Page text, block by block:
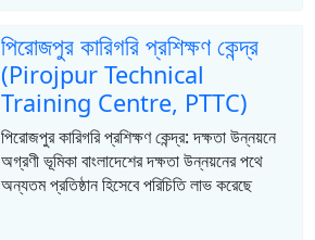
পিরোজপুর কারিগরি প্রশিক্ষণ কেন্দ্র
(Pirojpur Technical
Training Centre, PTTC)
পিরোজপুর কারিগরি প্রশিক্ষণ কেন্দ্র: দক্ষতা উন্নয়নে
অগ্রণী ভূমিকা বাংলাদেশের দক্ষতা উন্নয়নের পথে
অন্যতম প্রতিষ্ঠান হিসেবে পরিচিতি লাভ করেছে